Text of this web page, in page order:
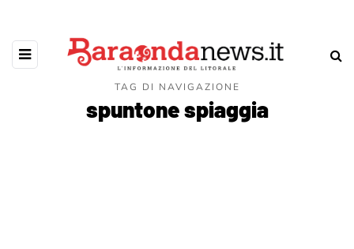
TAG DI NAVIGAZIONE
spuntone spiaggia